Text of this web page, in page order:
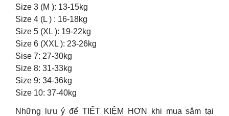
Size 3 (M ): 13-15kg
Size 4 (L ) : 16-18kg
Size 5 (XL ): 19-22kg
Size 6 (XXL ): 23-26kg
Sise 7: 27-30kg
Size 8: 31-33kg
Size 9: 34-36kg
Size 10: 37-40kg
Những lưu ý để TIẾT KIỆM HƠN khi mua sắm tại